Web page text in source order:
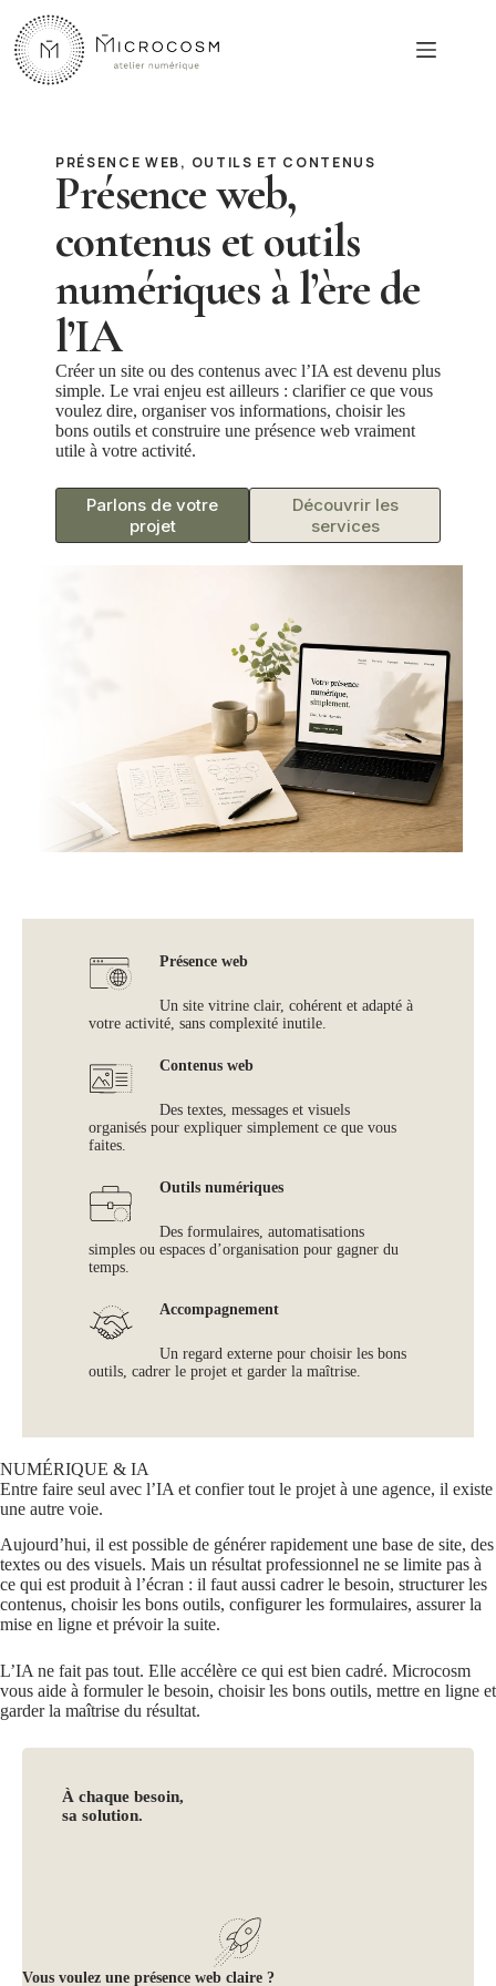
contenu
PRÉSENCE WEB, OUTILS ET CONTENUS
Présence web,
contenus et outils
numériques à l’ère de
l’IA
Créer un site ou des contenus avec l’IA est devenu plus
simple. Le vrai enjeu est ailleurs : clarifier ce que vous
voulez dire, organiser vos informations, choisir les
bons outils et construire une présence web vraiment
utile à votre activité.
Parlons de votre
projet
Découvrir les
services
Présence web
Un site vitrine clair, cohérent et adapté à
votre activité, sans complexité inutile.
Contenus web
Des textes, messages et visuels
organisés pour expliquer simplement ce que vous
faites.
Outils numériques
Des formulaires, automatisations
simples ou espaces d’organisation pour gagner du
temps.
Accompagnement
Un regard externe pour choisir les bons
outils, cadrer le projet et garder la maîtrise.
NUMÉRIQUE & IA
Entre faire seul avec l’IA et confier tout le projet à une agence, il existe
une autre voie.
Aujourd’hui, il est possible de générer rapidement une base de site, des
textes ou des visuels. Mais un résultat professionnel ne se limite pas à
ce qui est produit à l’écran : il faut aussi cadrer le besoin, structurer les
contenus, choisir les bons outils, configurer les formulaires, assurer la
mise en ligne et prévoir la suite.
L’IA ne fait pas tout. Elle accélère ce qui est bien cadré. Microcosm
vous aide à formuler le besoin, choisir les bons outils, mettre en ligne et
garder la maîtrise du résultat.
À chaque besoin,
sa solution.
Vous voulez une présence web claire ?